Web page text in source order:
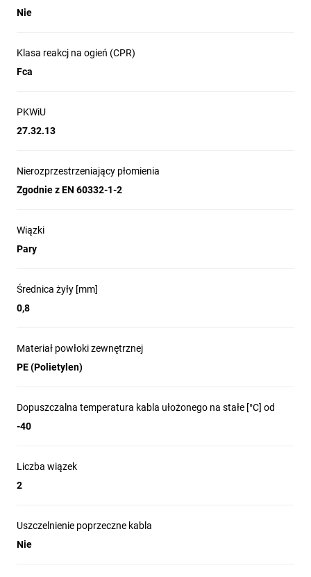
Nie
Klasa reakcj na ogień (CPR)
Fca
PKWiU
27.32.13
Nierozprzestrzeniający płomienia
Zgodnie z EN 60332-1-2
Wiązki
Pary
Średnica żyły [mm]
0,8
Materiał powłoki zewnętrznej
PE (Polietylen)
Dopuszczalna temperatura kabla ułożonego na stałe [°C] od
-40
Liczba wiązek
2
Uszczelnienie poprzeczne kabla
Nie